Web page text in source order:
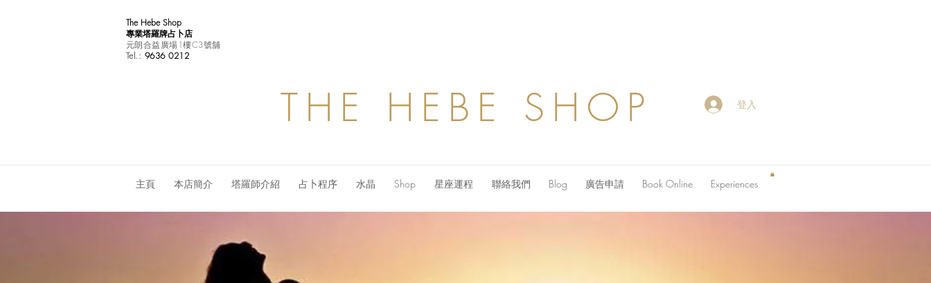
The Hebe Shop
專業塔羅牌占卜店
元朗合益廣場1樓C3號舖
Tel.: 9636 0212
THE HEBE SHOP 登入
主頁 本店簡介 塔羅師介紹 占卜程序 水晶 Shop 星座運程 聯絡我們 Blog 廣告申請 Book Online Experiences